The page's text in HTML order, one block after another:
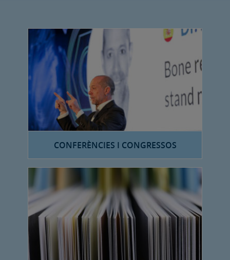
CONFERÈNCIES I CONGRESSOS